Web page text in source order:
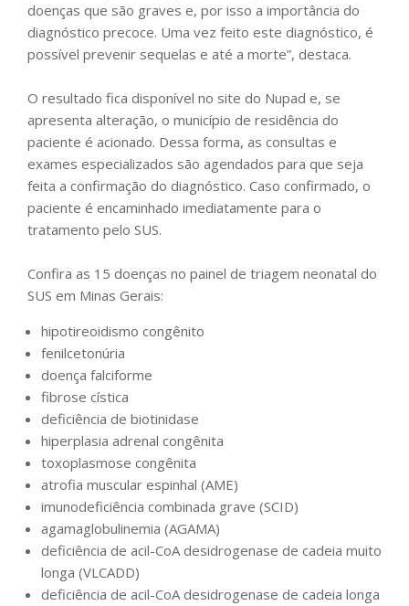
doenças que são graves e, por isso a importância do
diagnóstico precoce. Uma vez feito este diagnóstico, é
possível prevenir sequelas e até a morte”, destaca.
O resultado fica disponível no site do Nupad e, se
apresenta alteração, o município de residência do
paciente é acionado. Dessa forma, as consultas e
exames especializados são agendados para que seja
feita a confirmação do diagnóstico. Caso confirmado, o
paciente é encaminhado imediatamente para o
tratamento pelo SUS.
Confira as 15 doenças no painel de triagem neonatal do
SUS em Minas Gerais:
hipotireoidismo congênito
fenilcetonúria
doença falciforme
fibrose cística
deficiência de biotinidase
hiperplasia adrenal congênita
toxoplasmose congênita
atrofia muscular espinhal (AME)
imunodeficiência combinada grave (SCID)
agamaglobulinemia (AGAMA)
deficiência de acil-CoA desidrogenase de cadeia muito
longa (VLCADD)
deficiência de acil-CoA desidrogenase de cadeia longa